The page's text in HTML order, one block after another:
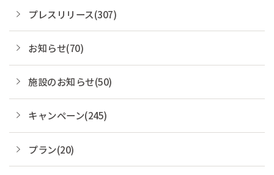
プレスリリース(307)
お知らせ(70)
施設のお知らせ(50)
キャンペーン(245)
プラン(20)